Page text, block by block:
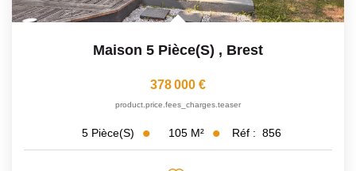
Maison 5 Pièce(s) , Brest
378 000 €
product.price.fees_charges.teaser
5 Pièce(s) 105 M² Réf : 856